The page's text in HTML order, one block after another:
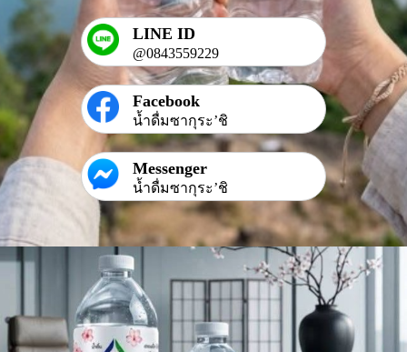
LINE ID
@0843559229
Facebook
น้ำดื่มซากุระ’ชิ
Messenger
น้ำดื่มซากุระ’ชิ